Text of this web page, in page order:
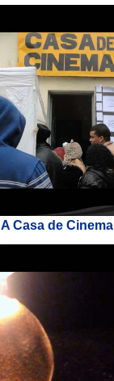
A Casa de Cinema